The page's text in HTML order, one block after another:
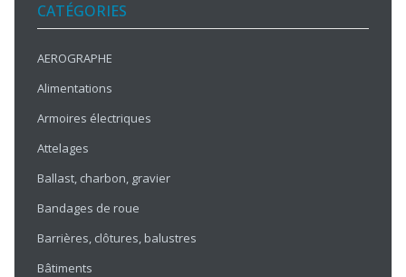
CATÉGORIES
AEROGRAPHE
Alimentations
Armoires électriques
Attelages
Ballast, charbon, gravier
Bandages de roue
Barrières, clôtures, balustres
Bâtiments